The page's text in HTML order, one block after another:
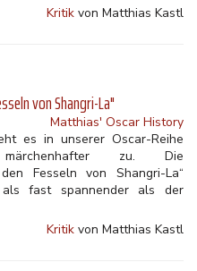
Kritik von Matthias Kastl
von Shangri-La"
Matthias' Oscar History
es in unserer Oscar-Reihe
zu. Die
Fesseln von Shangri-La“
fast spannender als der
Kritik von Matthias Kastl